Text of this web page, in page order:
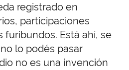
registrado en
participaciones
Está ahí, se
lo podés pasar
no es una invención